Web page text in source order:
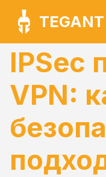
TEGANT
IPSec
VPN: